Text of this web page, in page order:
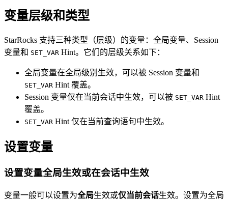
变量层级和类型
StarRocks 支持三种类型（层级）的变量：全局变量、Session
变量和 SET_VAR Hint。它们的层级关系如下：
全局变量在全局级别生效，可以被 Session 变量和
SET_VAR Hint 覆盖。
Session 变量仅在当前会话中生效，可以被 SET_VAR Hint
覆盖。
SET_VAR Hint 仅在当前查询语句中生效。
设置变量
设置变量全局生效或在会话中生效
变量一般可以设置为全局生效或仅当前会话生效。设置为全局